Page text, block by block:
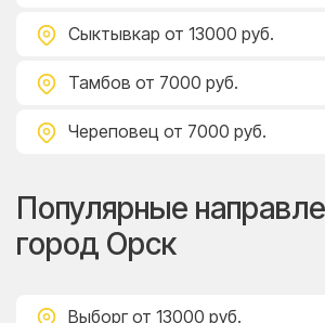
Сыктывкар от 13000 руб.
Тамбов от 7000 руб.
Череповец от 7000 руб.
Популярные
город Орск
Выборг от 13000 руб.